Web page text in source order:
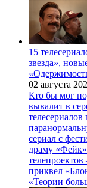
15
звезда»,
02 августа
Кто бы мог
вывалит в
сериал с
драму
приквел
«Теории